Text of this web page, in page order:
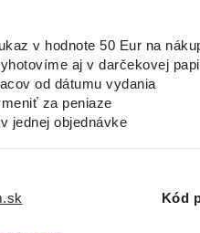
v hodnote 50 Eur na
aj v darčekovej
od dátumu vydania
za peniaze
jednej objednávke
Kód